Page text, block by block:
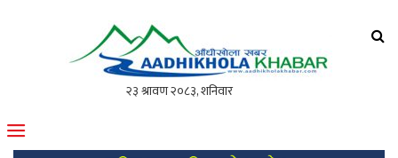
मोफसलकै लोकप्रिय अनलाइन पत्रिका